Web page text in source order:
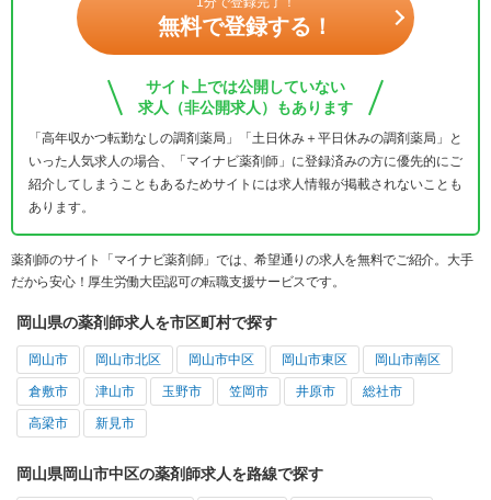
無料で登録する！
サイト上では公開していない
求人（非公開求人）もあります
「高年収かつ転勤なしの調剤薬局」「土日休み＋平日休みの調剤薬局」と
いった人気求人の場合、「マイナビ薬剤師」に登録済みの方に優先的にご
紹介してしまうこともあるためサイトには求人情報が掲載されないことも
あります。
薬剤師のサイト「マイナビ薬剤師」では、希望通りの求人を無料でご紹介。大手
だから安心！厚生労働大臣認可の転職支援サービスです。
岡山県の薬剤師求人を市区町村で探す
岡山市 岡山市北区 岡山市中区 岡山市東区 岡山市南区
倉敷市 津山市 玉野市 笠岡市 井原市 総社市
高梁市 新見市
岡山県岡山市中区の薬剤師求人を路線で探す